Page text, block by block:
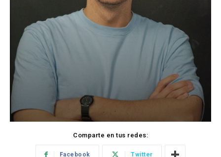
Comparte en tus redes:
Facebook Twitter